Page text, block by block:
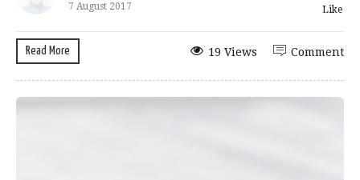
7 August 2017 Like
Read More Comment
19 Views